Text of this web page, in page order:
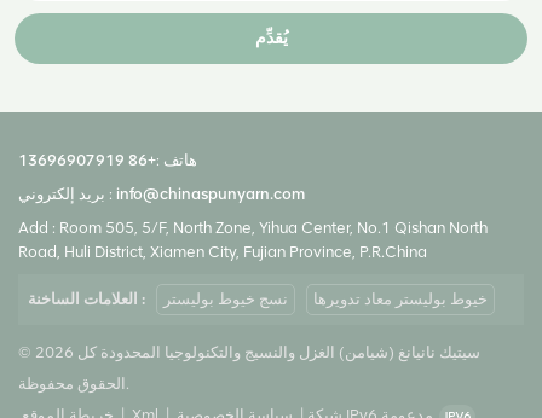
يُقدِّم
هاتف :+86 13696907919
بريد إلكتروني : info@chinaspunyarn.com
Add : Room 505, 5/F, North Zone, Yihua Center, No.1 Qishan North
Road, Huli District, Xiamen City, Fujian Province, P.R.China
العلامات الساخنة : نسج خيوط بوليستر خيوط بوليستر معاد تدويرها
© 2026 سيتيك نانيانغ (شيامن) الغزل والنسيج والتكنولوجيا المحدودة كل
الحقوق محفوظة.